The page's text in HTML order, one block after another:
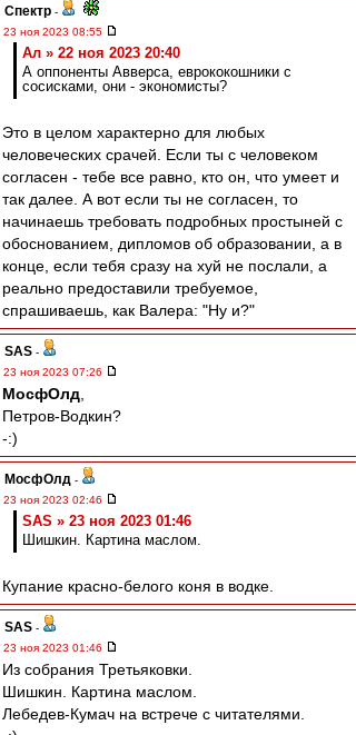
Спектр -
23 ноя 2023 08:55
Ал » 22 ноя 2023 20:40
А оппоненты Авверса, еврококошники с
сосисками, они - экономисты?
Это в целом характерно для любых
человеческих срачей. Если ты с человеком
согласен - тебе все равно, кто он, что умеет и
так далее. А вот если ты не согласен, то
начинаешь требовать подробных простыней с
обоснованием, дипломов об образовании, а в
конце, если тебя сразу на хуй не послали, а
реально предоставили требуемое,
спрашиваешь, как Валера: "Ну и?"
SAS -
23 ноя 2023 07:26
МосфОлд
Петров-Водкин?
-:)
МосфОлд -
23 ноя 2023 02:46
SAS » 23 ноя 2023 01:46
Шишкин. Картина маслом.
Купание красно-белого коня в водке.
SAS -
23 ноя 2023 01:46
Из собрания Третьяковки.
Шишкин. Картина маслом.
Лебедев-Кумач на встрече с читателями.